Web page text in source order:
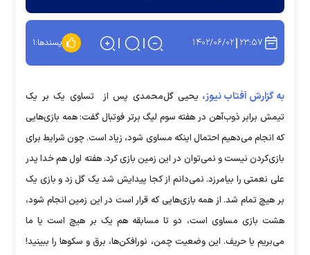
۲۳:۵۷ ۱۴۰۲/۰۶/۰۲ پسندها:۱
به گزارش آفتاب نیوز، یحیی گل‌محمدی پس از تساوی یک بر یک
تیمش برابر ذوب‌آهن در هفته سوم لیگ برتر فوتبال گفت: همه بازی‌هایی
که انجام می‌دهیم احتمال اینکه مساوی شود، زیاد است. چون شرایط برای
بازی‌کردن نیست و نمی‌توان در این زمین بازی کرد. هفته اول هم خدا پدر
علی نعمتی را بیامرزد. نمی‌دانم از کجا پیدایش شد یک گل زد و بازی یک
بر هیچ تمام شد. از همه بازی‌هایی که قرار است در این زمین انجام شود،
هشت بازی مساوی است، دو تا مسابقه هم یک بر هیچ است یا ما
می‌بریم یا حریف. این وضعیت چمن، نورافکن‌ها، برق و سکوها را ببینید!